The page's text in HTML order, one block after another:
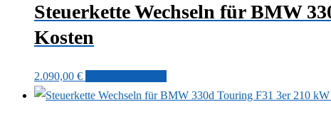
Steuerkette Wechseln für BMW
Kosten
2.090,00 €